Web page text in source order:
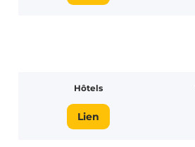
Hôtels
Lien